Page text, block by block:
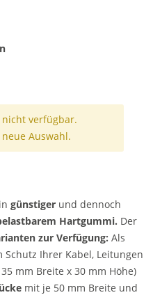
verfügbar.
Auswahl.
günstiger und dennoch
Hartgummi. Der
zur Verfügung: Als
Ihrer Kabel, Leitungen
mm Breite x 30 mm Höhe)
mit je 50 mm Breite und